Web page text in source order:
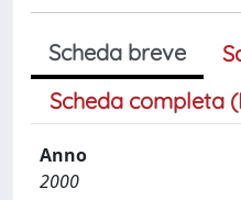
Scheda breve
Scheda completa
Anno
2000